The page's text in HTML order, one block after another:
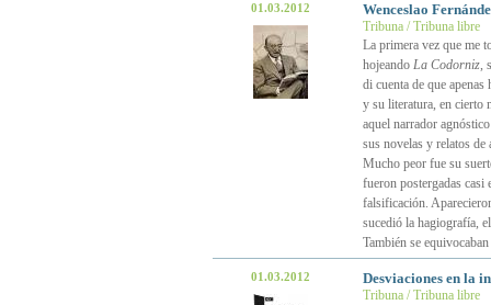
01.03.2012 Wenceslao
Tribuna / Tribuna libre
La primera vez que me
hojeando La Codorniz,
di cuenta de que
y su literatura, en cierto
aquel narrador
sus novelas y relatos de
Mucho peor fue su
fueron postergadas casi
falsificación.
sucedió la hagiografía,
También se
01.03.2012 Desviaciones en la
Tribuna / Tribuna libre